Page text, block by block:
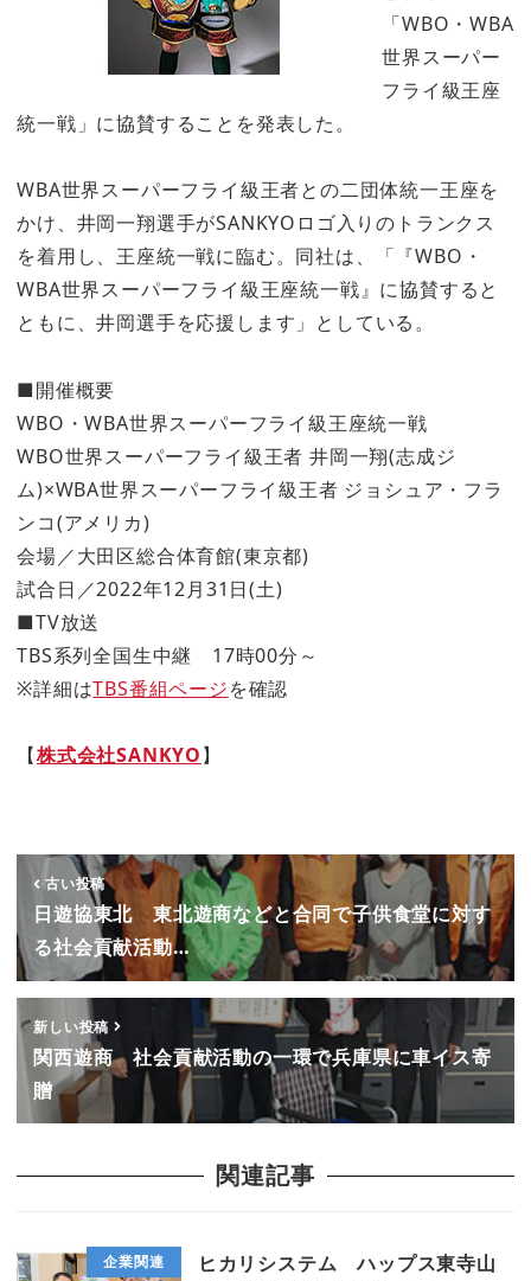
「WBO・WBA
世界スーパー
フライ級王座
統一戦」に協賛することを発表した。
WBA世界スーパーフライ級王者との二団体統一王座を
かけ、井岡一翔選手がSANKYOロゴ入りのトランクス
を着用し、王座統一戦に臨む。同社は、「『WBO・
WBA世界スーパーフライ級王座統一戦』に協賛すると
ともに、井岡選手を応援します」としている。
■開催概要
WBO・WBA世界スーパーフライ級王座統一戦
WBO世界スーパーフライ級王者 井岡一翔(志成ジ
ム)×WBA世界スーパーフライ級王者 ジョシュア・フラ
ンコ(アメリカ)
会場／大田区総合体育館(東京都)
試合日／2022年12月31日(土)
■TV放送
TBS系列全国生中継 17時00分～
※詳細はTBS番組ページを確認
【株式会社SANKYO】
古い投稿
日遊協東北 東北遊商などと合同で子供食堂に対す
る社会貢献活動…
新しい投稿
関西遊商 社会貢献活動の一環で兵庫県に車イス寄
贈
関連記事
企業関連
ヒカリシステム ハップス東寺山